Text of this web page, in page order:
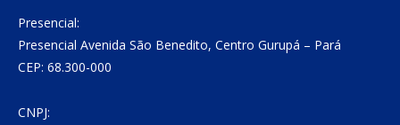
Presencial:
Presencial Avenida São Benedito, Centro Gurupá – Pará
CEP: 68.300-000
CNPJ: